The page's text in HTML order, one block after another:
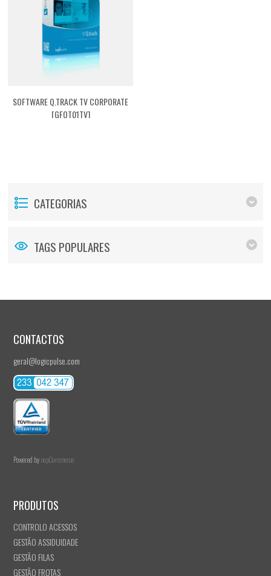
SOFTWARE Q.TRACK TV CORPORATE
[GFQT01TV]
CATEGORIAS
TAGS POPULARES
CONTACTOS
geral@logicpulse.com
Powered bynopCommerce
PRODUTOS
CONTROLO ACESSOS
GESTÃO ASSIDUIDADE
GESTÃO FILAS
GESTÃO FROTAS